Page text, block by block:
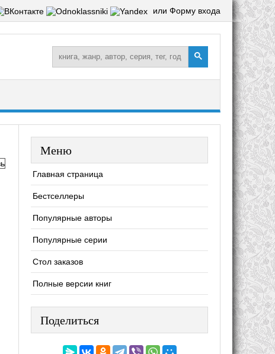
или Форму входа
Меню
Главная страница
Бестселлеры
Популярные авторы
Популярные серии
Стол заказов
Полные версии книг
Поделиться